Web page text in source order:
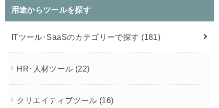
用途からツールを探す
ITツール･SaaSのカテゴリーで探す (181)
HR･人材ツール (22)
クリエイティブツール (16)